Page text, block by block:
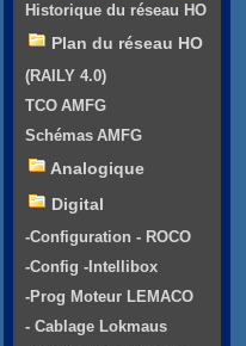
Historique du réseau HO
Plan du réseau HO
(RAILY 4.0)
TCO AMFG
Schémas AMFG
Analogique
Digital
-Configuration - ROCO
-Config -Intellibox
-Prog Moteur LEMACO
- Cablage Lokmaus